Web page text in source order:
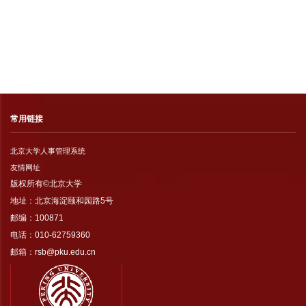
常用链接
北京大学人事管理系统
友情网址
版权所有©北京大学
地址：北京海淀颐和园路5号
邮编：100871
电话：010-62759360
邮箱：rsb@pku.edu.cn